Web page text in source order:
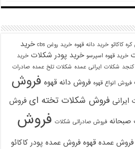
کاکائو خرید دانه قهوه خرید روغن cbs
خرید
خرید قهوه اسپرسو خرید پودر شکلات خرید
شکلات ایرانی عمده شکلات تلخ عمده صادرات
فروش انواع قهوه فروش دانه قهوه فروش
فروش شکلات تخته ای فروش
فروش صادراتی شکلات فروش
فروش عمده قهوه فروش عمده پودر کاکائو